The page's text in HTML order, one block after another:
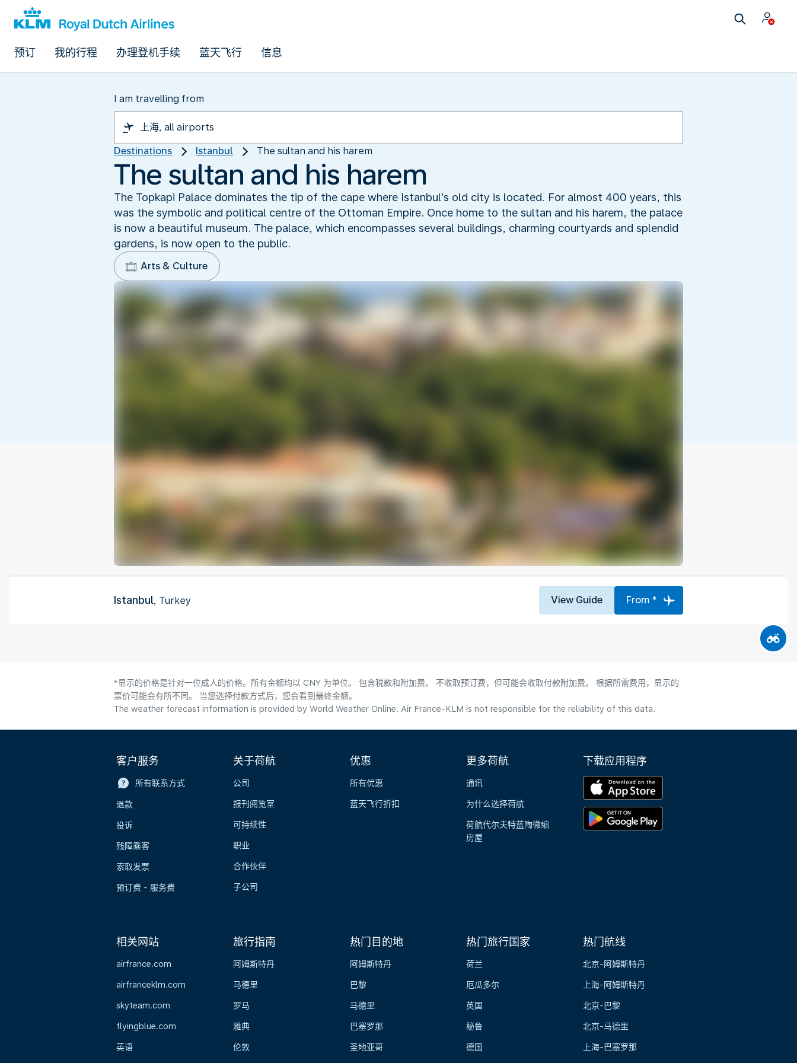
预订 我的行程 办理登机手续 蓝天飞行 信息
I am travelling from
Destinations Istanbul The sultan and his harem
The sultan and his harem
The Topkapi Palace dominates the tip of the cape where Istanbul’s old city is located. For almost 400 years, this
was the symbolic and political centre of the Ottoman Empire. Once home to the sultan and his harem, the palace
is now a beautiful museum. The palace, which encompasses several buildings, charming courtyards and splendid
gardens, is now open to the public.
Arts & Culture
Istanbul, Turkey View Guide From *
*显示的价格是针对一位成人的价格。所有金额均以 CNY 为单位。 包含税款和附加费。 不收取预订费，但可能会收取付款附加费。 根据所需费用，显示的
票价可能会有所不同。 当您选择付款方式后，您会看到最终金额。
The weather forecast information is provided by World Weather Online. Air France-KLM is not responsible for the reliability of this data.
客户服务
所有联系方式
退款
投诉
残障乘客
索取发票
预订费 - 服务费
关于荷航
公司
报刊阅览室
可持续性
职业
合作伙伴
子公司
优惠
所有优惠
蓝天飞行折扣
更多荷航
通讯
为什么选择荷航
荷航代尔夫特蓝陶微缩
房屋
下载应用程序
相关网站
airfrance.com
airfranceklm.com
skyteam.com
flyingblue.com
英语
旅行指南
阿姆斯特丹
马德里
罗马
雅典
伦敦
热门目的地
阿姆斯特丹
巴黎
马德里
巴塞罗那
圣地亚哥
热门旅行国家
荷兰
厄瓜多尔
英国
秘鲁
德国
热门航线
北京-阿姆斯特丹
上海-阿姆斯特丹
北京-巴黎
北京-马德里
上海-巴塞罗那